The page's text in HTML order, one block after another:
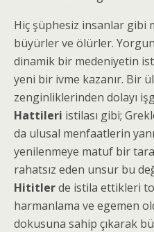
Hiç şüphesiz insanlar gibi
büyürler ve ölürler.
dinamik bir medeniyetin
yeni bir ivme kazanır. Bir
zenginliklerinden dolayı
Hattileri istilası gibi;
da ulusal menfaatlerin
yenilenmeye matuf bir
rahatsız eden unsur bu
Hititlerde istila ettikleri
harmanlama ve egemen
dokusuna sahip çıkarak